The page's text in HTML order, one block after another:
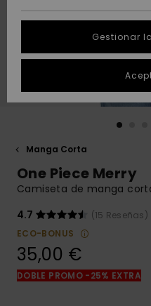
Inicia
la
más
las
nuestro
SOSTENIBILIDAD
Manga Corta
One Piece Merry
Camiseta de manga
4.7
(15 Reseñas)
ECO-BONUS
35,00 €
DOBLE PROMO -25% EXTRA
Gestionar